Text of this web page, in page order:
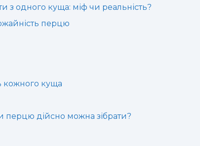
одного куща: міф чи реальність?
перцю
кожного куща
перцю дійсно можна зібрати?